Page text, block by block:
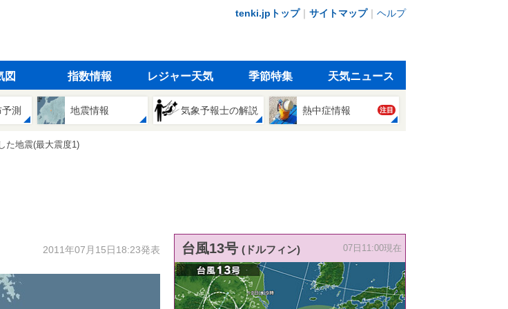
tenki.jpトップ｜ サイトマップ｜ ヘルプ
図 指数情報 レジャー天気 季節特集 天気ニュース
測 地震情報 気象予報士の解説 熱中症情報 注目
た地震(最大震度1)
2011年07月15日18:23発表 台風13号 (ドルフィン) 07日11:00現在